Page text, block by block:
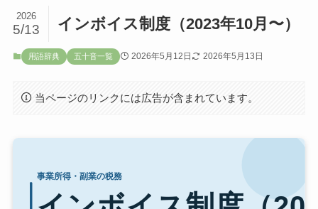
インボイス制度（2023年10月〜）
2026
5/13
用語辞典 五十音一覧 2026年5月12日 2026年5月13日
当ページのリンクには広告が含まれています。